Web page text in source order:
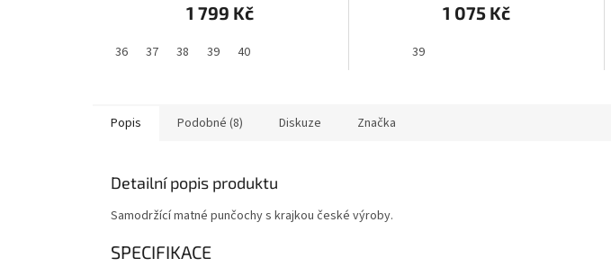
1 799 Kč
36 37 38 39 40
1 075 Kč
39
Popis Podobné (8) Diskuze Značka
Detailní popis produktu
Samodržící matné punčochy s krajkou české výroby.
SPECIFIKACE